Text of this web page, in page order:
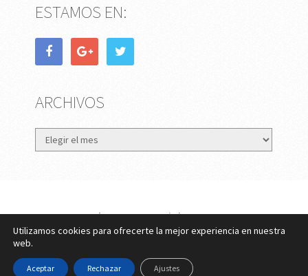
ESTAMOS EN:
ARCHIVOS
Archivos
eMujer.comCopyright © 2026.
Contactar||Datos Legales y PrivacidadyPolítica de
Cookies
Utilizamos cookies para ofrecerte la mejor experiencia en nuestra
web.
Aceptar Rechazar Ajustes